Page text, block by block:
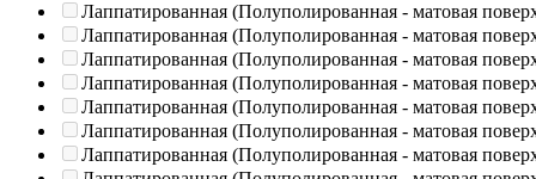
Лаппатированная (Полуполированная - матовая
Лаппатированная (Полуполированная - матовая
Лаппатированная (Полуполированная - матовая
Лаппатированная (Полуполированная - матовая
Лаппатированная (Полуполированная - матовая
Лаппатированная (Полуполированная - матовая
Лаппатированная (Полуполированная - матовая